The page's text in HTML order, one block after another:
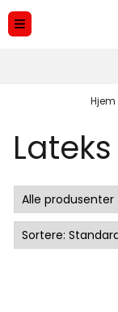
Hopp til innhold
Hjem
Lateks